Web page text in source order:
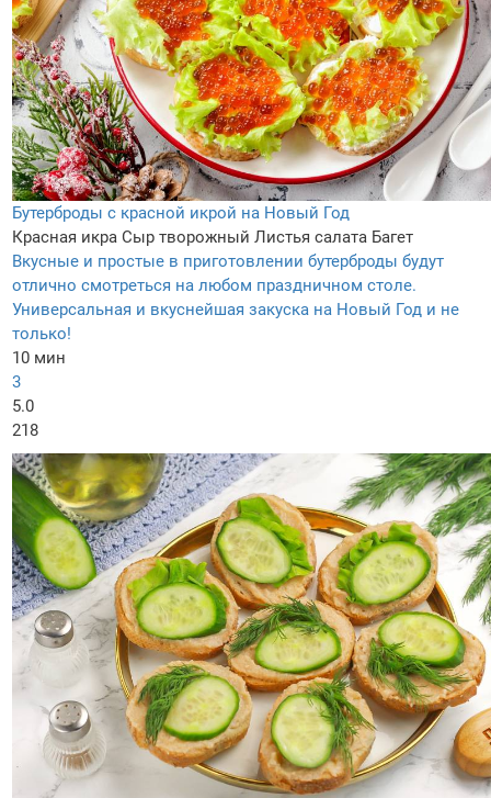
Бутерброды с красной икрой на Новый Год
Красная икра Сыр творожный Листья салата Багет
Вкусные и простые в приготовлении бутерброды будут
отлично смотреться на любом праздничном столе.
Универсальная и вкуснейшая закуска на Новый Год и не
только!
10 мин
3
5.0
218